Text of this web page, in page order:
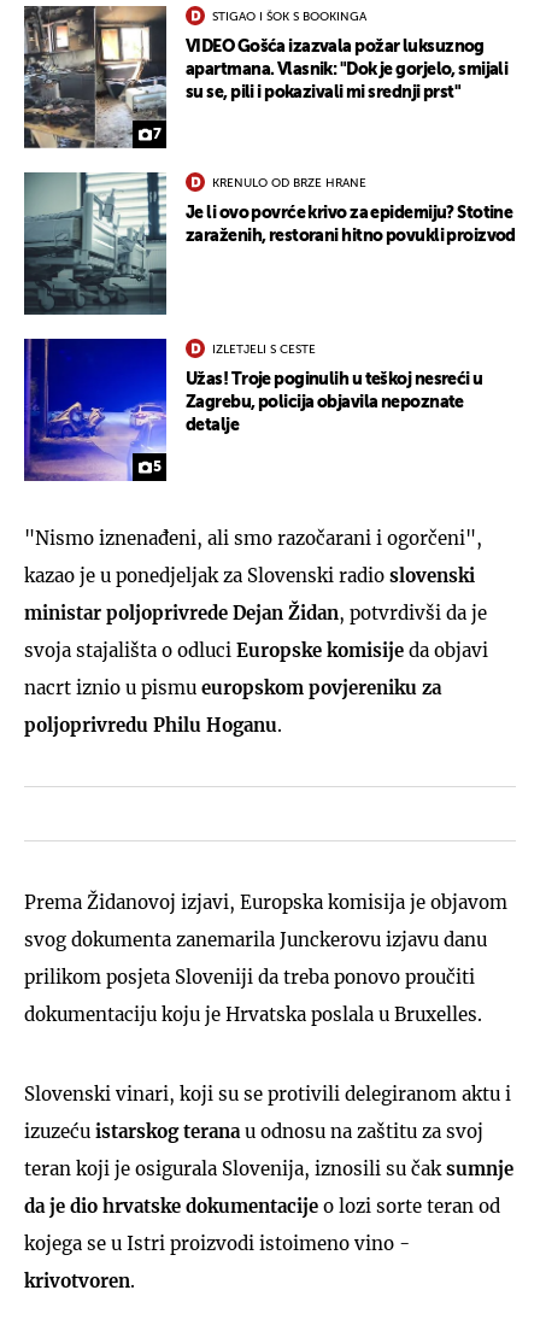
7
STIGAO I ŠOK S BOOKINGA
VIDEO Gošća izazvala požar luksuznog
apartmana. Vlasnik: "Dok je gorjelo, smijali
su se, pili i pokazivali mi srednji prst"
KRENULO OD BRZE HRANE
Je li ovo povrće krivo za epidemiju? Stotine
zaraženih, restorani hitno povukli proizvod
5
IZLETJELI S CESTE
Užas! Troje poginulih u teškoj nesreći u
Zagrebu, policija objavila nepoznate
detalje
"Nismo iznenađeni, ali smo razočarani i ogorčeni",
kazao je u ponedjeljak za Slovenski radio slovenski
ministar poljoprivrede Dejan Židan, potvrdivši da je
svoja stajališta o odluci Europske komisije da objavi
nacrt iznio u pismu europskom povjereniku za
poljoprivredu Philu Hoganu.
Prema Židanovoj izjavi, Europska komisija je objavom
svog dokumenta zanemarila Junckerovu izjavu danu
prilikom posjeta Sloveniji da treba ponovo proučiti
dokumentaciju koju je Hrvatska poslala u Bruxelles.
Slovenski vinari, koji su se protivili delegiranom aktu i
izuzeću istarskog terana u odnosu na zaštitu za svoj
teran koji je osigurala Slovenija, iznosili su čak sumnje
da je dio hrvatske dokumentacije o lozi sorte teran od
kojega se u Istri proizvodi istoimeno vino -
krivotvoren.